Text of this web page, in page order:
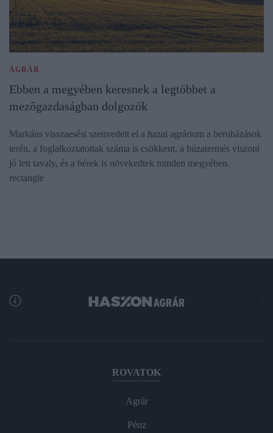
AGRÁR
Ebben a megyében keresnek a legtöbbet a
mezőgazdaságban dolgozók
Markáns visszaesést szenvedett el a hazai agrárium a beruházások
terén, a foglalkoztatottak száma is csökkent, a búzatermés viszont
jó lett tavaly, és a bérek is növekedtek minden megyében.
rectangle
ROVATOK
Agrár
Pénz